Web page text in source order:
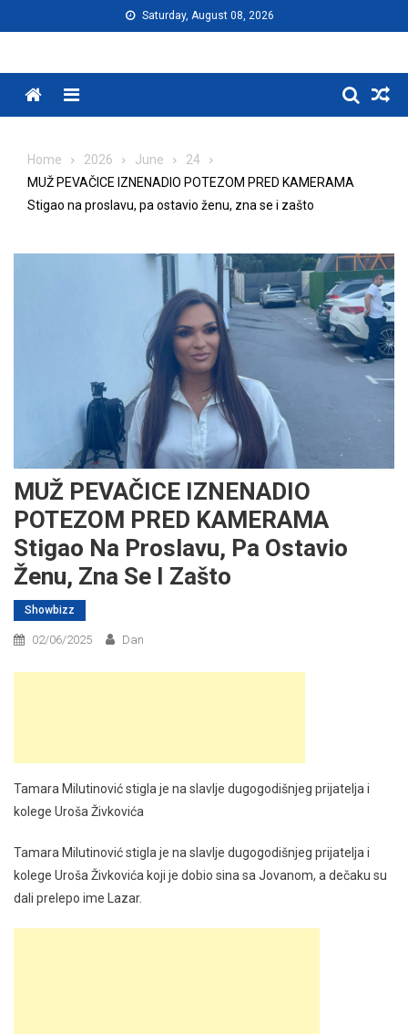
to
Saturday, August 08, 2026
Menu
Home 2026 June
24
MUŽ PEVAČICE IZNENADIO POTEZOM PRED KAMERAMA
Stigao na proslavu, pa ostavio ženu, zna se i zašto
MUŽ PEVAČICE IZNENADIO
POTEZOM PRED KAMERAMA
Stigao Na Proslavu, Pa Ostavio
Ženu, Zna Se I Zašto
Showbizz
02/06/2025 Dan
Tamara Milutinović stigla je na slavlje dugogodišnjeg prijatelja i
kolege Uroša Živkovića
Tamara Milutinović stigla je na slavlje dugogodišnjeg prijatelja i
kolege Uroša Živkovića koji je dobio sina sa Jovanom, a dečaku su
dali prelepo ime Lazar.